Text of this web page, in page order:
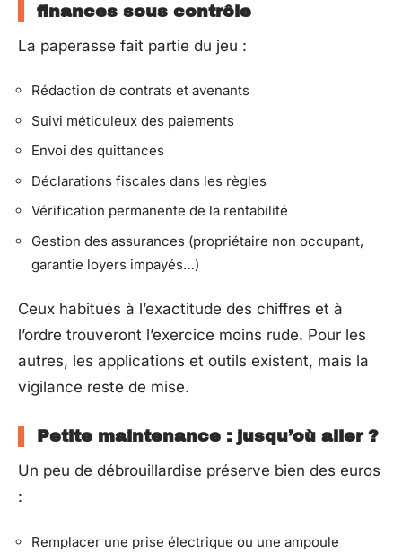
finances sous contrôle
La paperasse fait partie du jeu :
Rédaction de contrats et avenants
Suivi méticuleux des paiements
Envoi des quittances
Déclarations fiscales dans les règles
Vérification permanente de la rentabilité
Gestion des assurances (propriétaire non occupant,
garantie loyers impayés…)
Ceux habitués à l’exactitude des chiffres et à
l’ordre trouveront l’exercice moins rude. Pour les
autres, les applications et outils existent, mais la
vigilance reste de mise.
Petite maintenance : jusqu’où aller ?
Un peu de débrouillardise préserve bien des euros
:
Remplacer une prise électrique ou une ampoule